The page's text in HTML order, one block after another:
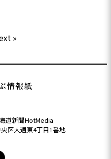
»
情報紙
道新聞HotMedia
区大通東4丁目1番地